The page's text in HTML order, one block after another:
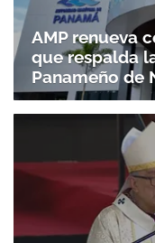
AMP renueva
que respalda
Panameño de